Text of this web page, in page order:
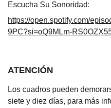
Escucha Su Sonoridad:
https://open.spotify.com/
9PC?si=oQ9MLm-
ATENCIÓN
Los cuadros pueden
siete y diez días, para más